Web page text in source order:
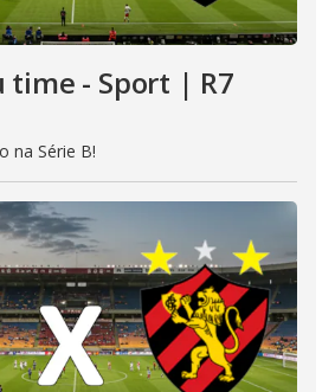
time - Sport | R7
na Série B!